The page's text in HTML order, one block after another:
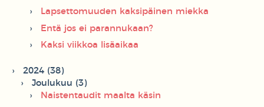
Lapsettomuuden kaksipäinen miekka
Entä jos ei parannukaan?
Kaksi viikkoa lisäaikaa
2024 (38)
Joulukuu (3)
Naistentaudit maalta käsin